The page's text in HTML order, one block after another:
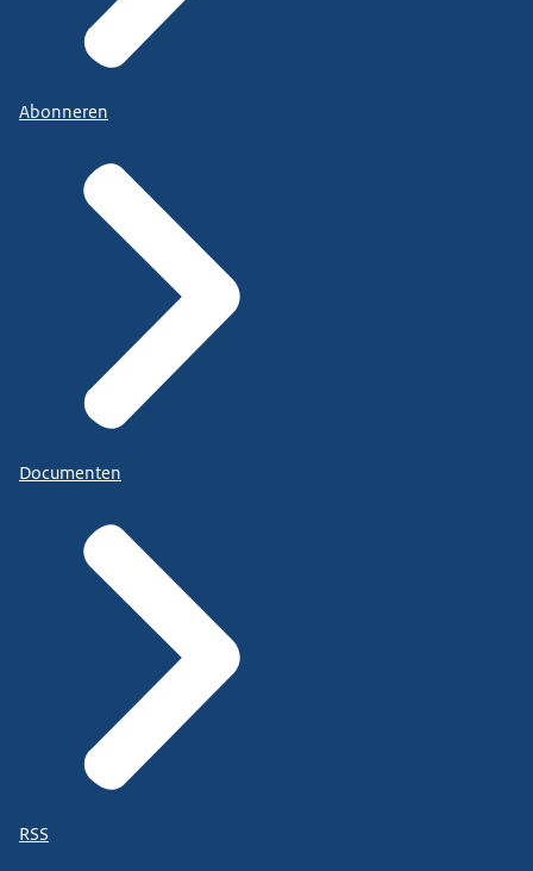
Abonneren
Documenten
RSS